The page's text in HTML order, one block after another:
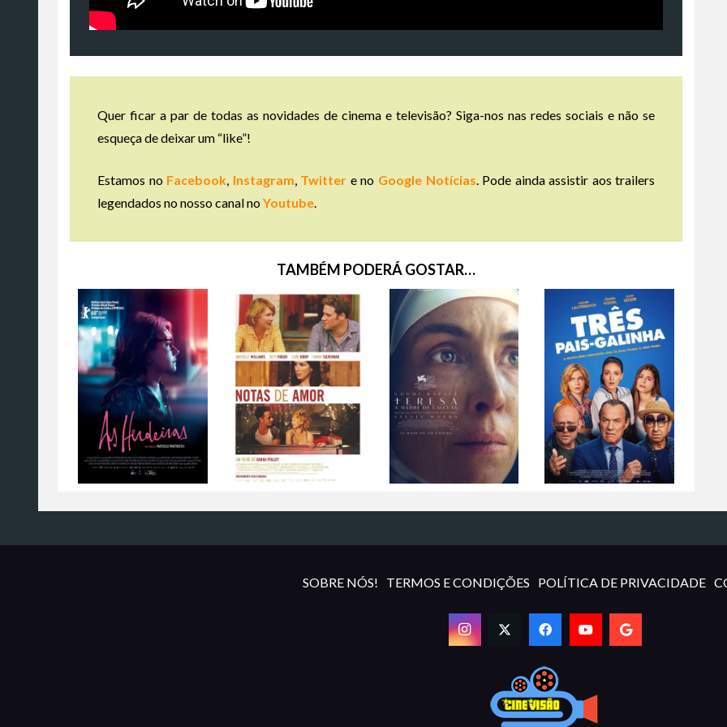
Quer ficar a par de todas as novidades de cinema e televisão? Siga-nos nas redes sociais e não se
esqueça de deixar um “like”!
Estamos no Facebook, Instagram, Twitter e no Google Notícias. Pode ainda assistir aos trailers
legendados no nosso canal noYoutube.
TAMBÉM PODERÁ GOSTAR…
SOBRE NÓS! TERMOS E CONDIÇÕES POLÍTICA DE PRIVACIDADE